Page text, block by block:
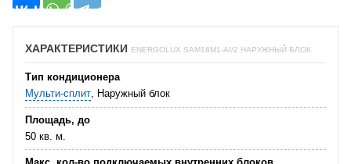
ХАРАКТЕРИСТИКИ ENERGOLUX SAM18M1-AI/2 НАРУЖНЫЙ БЛОК
Тип кондиционера
Мульти-сплит , Наружный блок
Площадь, до
50 кв. м.